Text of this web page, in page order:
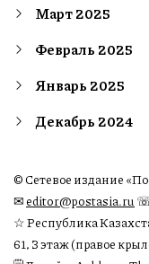
Март 2025
Февраль 2025
Январь 2025
Декабрь 2024
© Сетевое издание
✉︎editor@postasia.ru ☏
☆ Республика
61, 3 этаж (правое